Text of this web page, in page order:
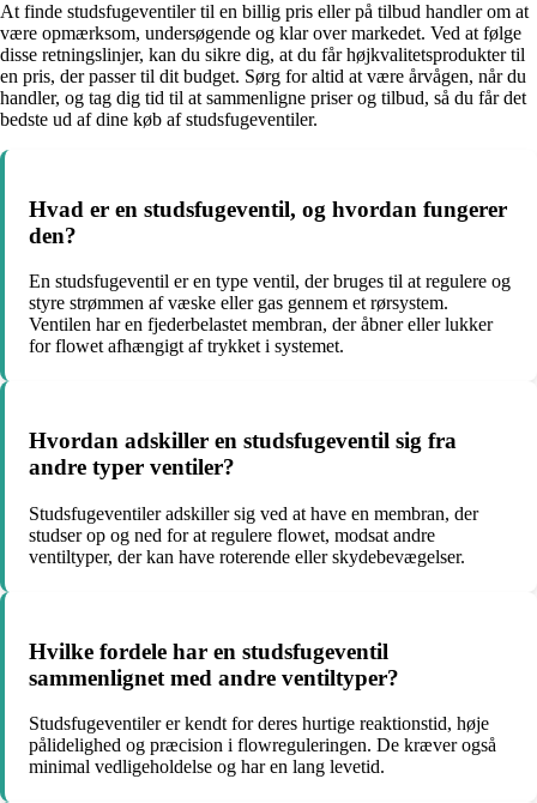
At finde studsfugeventiler til en billig pris eller på tilbud handler om at
være opmærksom, undersøgende og klar over markedet. Ved at følge
disse retningslinjer, kan du sikre dig, at du får højkvalitetsprodukter til
en pris, der passer til dit budget. Sørg for altid at være årvågen, når du
handler, og tag dig tid til at sammenligne priser og tilbud, så du får det
bedste ud af dine køb af studsfugeventiler.
Hvad er en studsfugeventil, og hvordan fungerer
den?
En studsfugeventil er en type ventil, der bruges til at regulere og
styre strømmen af væske eller gas gennem et rørsystem.
Ventilen har en fjederbelastet membran, der åbner eller lukker
for flowet afhængigt af trykket i systemet.
Hvordan adskiller en studsfugeventil sig fra
andre typer ventiler?
Studsfugeventiler adskiller sig ved at have en membran, der
studser op og ned for at regulere flowet, modsat andre
ventiltyper, der kan have roterende eller skydebevægelser.
Hvilke fordele har en studsfugeventil
sammenlignet med andre ventiltyper?
Studsfugeventiler er kendt for deres hurtige reaktionstid, høje
pålidelighed og præcision i flowreguleringen. De kræver også
minimal vedligeholdelse og har en lang levetid.